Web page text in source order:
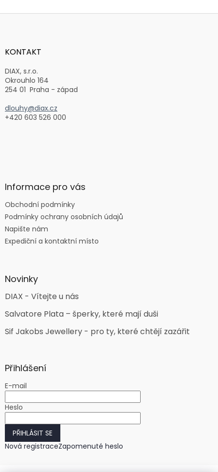
Z
aKONTAKT
DIAX, s.r.o.
Okrouhlo 164
254 01 Praha - západ
dlouhy@diax.cz
+420 603 526 000
Informace pro vás
Obchodní podmínky
Podmínky ochrany osobních údajů
Napište nám
Expediční a kontaktní místo
Novinky
DIAX - Vítejte u nás
Salvatore Plata – šperky, které mají duši
Sif Jakobs Jewellery - pro ty, které chtějí zazářit
Přihlášení
E-mail
Heslo
PŘIHLÁSIT SE
Nová registraceZapomenuté heslo